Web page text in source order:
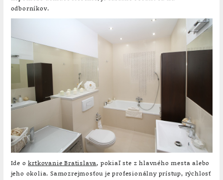
odborníkov.
Ide okrtkovanie Bratislava, pokiaľ ste z hlavného mesta alebo
jeho okolia. Samozrejmosťou je profesionálny prístup, rýchlosť